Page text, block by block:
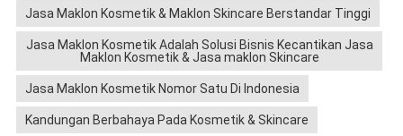
Jasa Maklon Kosmetik & Maklon Skincare Berstandar Tinggi
Jasa Maklon Kosmetik Adalah Solusi Bisnis Kecantikan Jasa
Maklon Kosmetik & Jasa maklon Skincare
Jasa Maklon Kosmetik Nomor Satu Di Indonesia
Kandungan Berbahaya Pada Kosmetik & Skincare